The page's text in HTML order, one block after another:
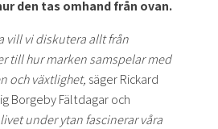
den tas omhand från ovan.
vill vi diskutera allt från
till hur marken samspelar med
och växtlighet, säger Rickard
Borgeby Fältdagar och
livet under ytan fascinerar våra